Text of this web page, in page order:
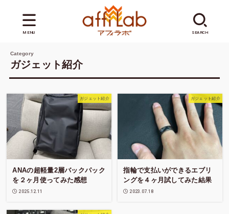
SEARCH
MENU
ガジェット紹介
ガジェット紹介
ANAの超軽量2層バックパック
を２ヶ月使ってみた感想
2025.12.11
ガジェット紹介
指輪で支払いができるエブリ
ングを４ヶ月試してみた結果
2023.07.18